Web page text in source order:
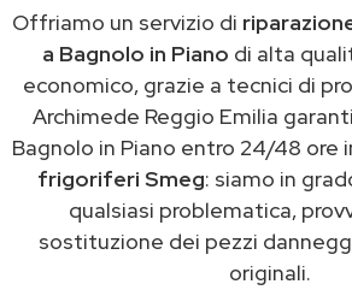
Offriamo un servizio di
a Bagnolo in Piano di alta
economico, grazie a tecnici di
Archimede Reggio Emilia
Bagnolo in Piano entro 24/48 ore
frigoriferi Smeg: siamo in
qualsiasi problematica,
sostituzione dei pezzi
originali.